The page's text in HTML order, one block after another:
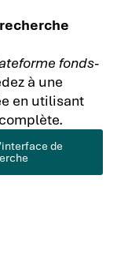
fonds-
à une
en utilisant
de